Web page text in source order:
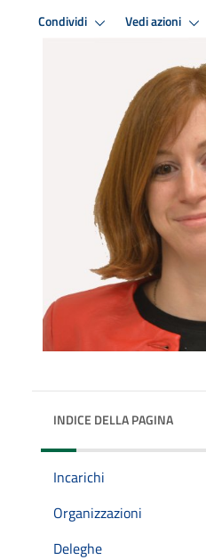
Condividi Vedi azioni
INDICE DELLA PAGINA
Incarichi
Organizzazioni
Deleghe